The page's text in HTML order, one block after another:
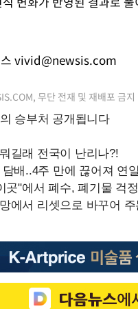
vivid@newsis.com
무단 전재 및 재배포 금지